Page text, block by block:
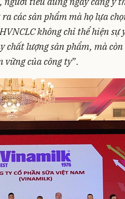
các sản phẩm mà họ lựa
không chỉ thể hiện sự
chất lượng sản phẩm, mà
của công ty”.